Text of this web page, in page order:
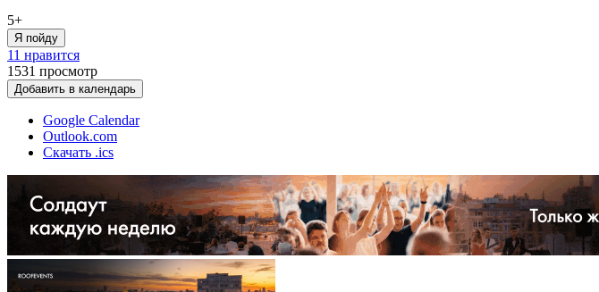
5+
Я пойду
11 нравится
1531 просмотр
Добавить в календарь
Google Calendar
Outlook.com
Скачать .ics